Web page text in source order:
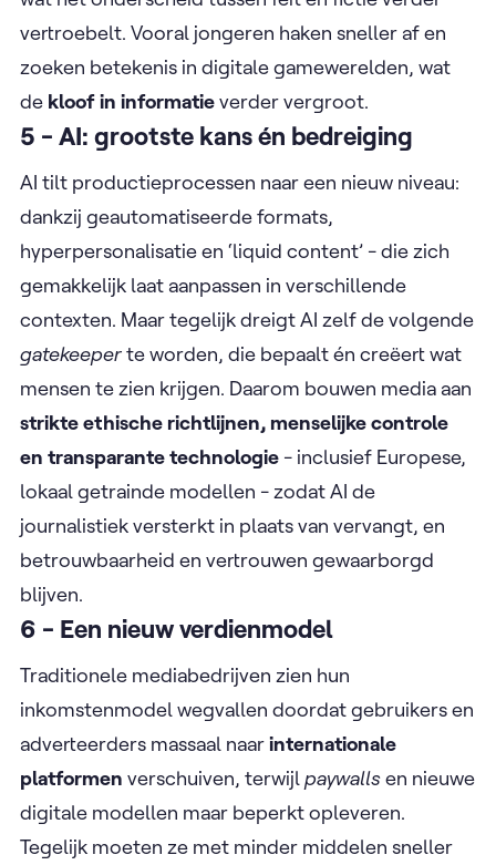
vertroebelt. Vooral jongeren haken sneller af en
zoeken betekenis in digitale gamewerelden, wat
de kloof in informatieverder vergroot.
5 - AI: grootste kans én bedreiging
AI tilt productieprocessen naar een nieuw niveau:
dankzij geautomatiseerde formats,
hyperpersonalisatie en ‘liquid content’ - die zich
gemakkelijk laat aanpassen in verschillende
contexten. Maar tegelijk dreigt AI zelf de volgende
gatekeeperte worden, die bepaalt én creëert wat
mensen te zien krijgen. Daarom bouwen media aan
strikte ethische richtlijnen, menselijke controle
en transparante technologie - inclusief Europese,
lokaal getrainde modellen - zodat AI de
journalistiek versterkt in plaats van vervangt, en
betrouwbaarheid en vertrouwen gewaarborgd
blijven.
6 - Een nieuw verdienmodel
Traditionele mediabedrijven zien hun
inkomstenmodel wegvallen doordat gebruikers en
adverteerders massaal naarinternationale
platformen verschuiven, terwijlpaywallsen nieuwe
digitale modellen maar beperkt opleveren.
Tegelijk moeten ze met minder middelen sneller